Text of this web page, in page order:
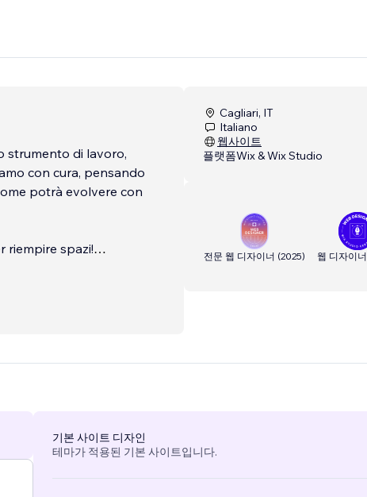
strumento di lavoro,
con cura, pensando
potrà evolvere con
riempire spazi!
con un approccio
Cagliari, IT
Italiano
웹사이트
플랫폼Wix & Wix Studio
전문 웹 디자이너 (2025) 웹 디자이너
기본 사이트 디자인
테마가 적용된 기본 사이트입니다.